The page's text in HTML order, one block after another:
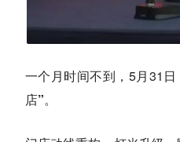
一个月时间不到，5月31
店”。